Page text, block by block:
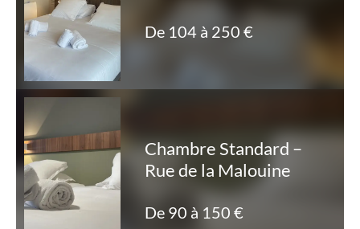
De 104 à 250 €
Chambre Standard –
Rue de la Malouine
De 90 à 150 €